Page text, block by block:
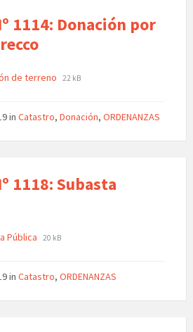
1114: Donación por
de terreno 22 kB
in Catastro, Donación, ORDENANZAS
1118: Subasta
Pública 20 kB
in Catastro, ORDENANZAS